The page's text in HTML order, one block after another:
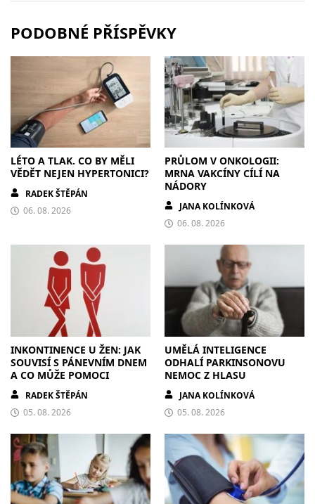
PODOBNÉ PŘÍSPĚVKY
LÉTO A TLAK. CO BY MĚLI
VĚDĚT NEJEN HYPERTONICI?
RADEK ŠTĚPÁN
06. 08. 2026
PRŮLOM V ONKOLOGII:
MRNA VAKCÍNY CÍLÍ NA
NÁDORY
JANA KOLÍNKOVÁ
06. 08. 2026
INKONTINENCE U ŽEN: JAK
SOUVISÍ S PÁNEVNÍM DNEM
A CO MŮŽE POMOCI
RADEK ŠTĚPÁN
05. 08. 2026
UMĚLÁ INTELIGENCE
ODHALÍ PARKINSONOVU
NEMOC Z HLASU
JANA KOLÍNKOVÁ
05. 08. 2026